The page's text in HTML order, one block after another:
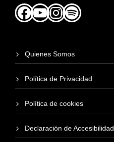
Facebook
YouTubeInstagram
Spotify
Quienes Somos
Política de Privacidad
Política de cookies
Declaración de Accesibilidad